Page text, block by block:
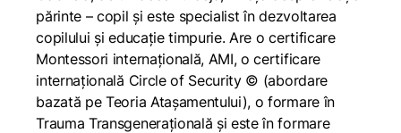
părinte – copil și este specialist în dezvoltarea
copilului și educație timpurie. Are o certificare
Montessori internațională, AMI, o certificare
internațională Circle of Security © (abordare
bazată pe Teoria Atașamentului), o formare în
Trauma Transgenerațională și este în formare